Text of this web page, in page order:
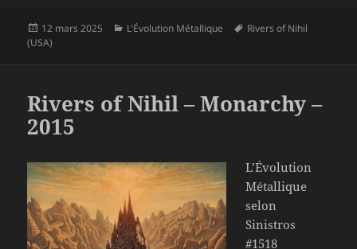
Publié
le
12 mars 2025 Catégories
L'Évolution Métallique
Mots-
Rivers of Nihil
(USA)
Rivers of Nihil – Monarchy –
2015
L’Évolution
Métallique
selon
Sinistros
#1518